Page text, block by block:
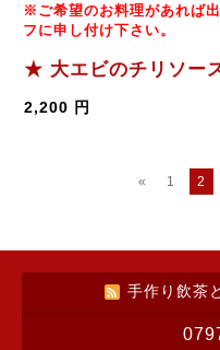
※ ご希望のお料理があれば
フに申し付け下さい。
★ 大エビのチリソー
2,200 円
« 1 2
手作り飲茶